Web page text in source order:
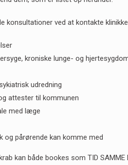
konsultationer ved at kontakte
kroniske lunge- og
udredning
attester til kommunen
med læge
og pårørende kan komme med
kan både bookes som TID SAMME